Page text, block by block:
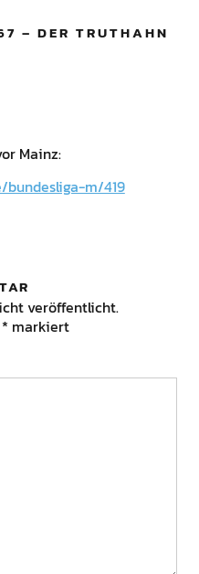
– DER TRUTHAHN
Mainz:
m/419
veröffentlicht.
* markiert